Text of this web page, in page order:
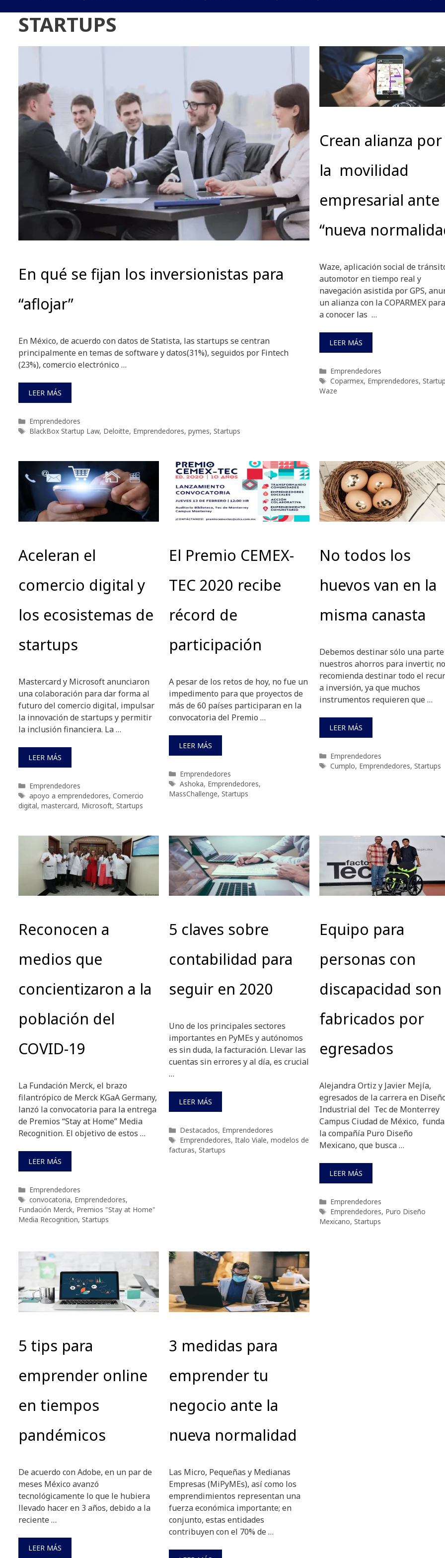
STARTUPS
En qué se fijan los inversionistas para
“aflojar”
En México, de acuerdo con datos de Statista, las startups se centran
principalmente en temas de software y datos(31%), seguidos por Fintech
(23%), comercio electrónico …
LEER MÁS
Categorías
Emprendedores
Etiquetas
BlackBox Startup Law, Deloitte, Emprendedores, pymes, Startups
Crean alianza por
la movilidad
empresarial ante
“nueva
Waze, aplicación social de
automotor en tiempo real y
navegación asistida por GPS,
un alianza con la COPARMEX
a conocer las …
LEER MÁS
Categorías
Emprendedores
Etiquetas
Coparmex, Emprendedores,
Waze
Aceleran el
comercio digital y
los ecosistemas de
startups
Mastercard y Microsoft anunciaron
una colaboración para dar forma al
futuro del comercio digital, impulsar
la innovación de startups y permitir
la inclusión financiera. La …
LEER MÁS
Categorías
Emprendedores
Etiquetas
apoyo a emprendedores, Comercio
digital, mastercard, Microsoft, Startups
El Premio CEMEX-
TEC 2020 recibe
récord de
participación
A pesar de los retos de hoy, no fue un
impedimento para que proyectos de
más de 60 países participaran en la
convocatoria del Premio …
LEER MÁS
Categorías
Emprendedores
Etiquetas
Ashoka, Emprendedores,
MassChallenge, Startups
No todos los
huevos van en la
misma canasta
Debemos destinar sólo una
nuestros ahorros para invertir,
recomienda destinar todo el
a inversión, ya que muchos
instrumentos requieren que …
LEER MÁS
Categorías
Emprendedores
Etiquetas
Cumplo, Emprendedores, Startups
Reconocen a
medios que
concientizaron a la
población del
COVID-19
La Fundación Merck, el brazo
filantrópico de Merck KGaA Germany,
lanzó la convocatoria para la entrega
de Premios “Stay at Home” Media
Recognition. El objetivo de estos …
LEER MÁS
Categorías
Emprendedores
Etiquetas
convocatoria, Emprendedores,
Fundación Merck, Premios "Stay at Home"
Media Recognition, Startups
5 claves sobre
contabilidad para
seguir en 2020
Uno de los principales sectores
importantes en PyMEs y autónomos
es sin duda, la facturación. Llevar las
cuentas sin errores y al día, es crucial
…
LEER MÁS
Categorías
Destacados, Emprendedores
Etiquetas
Emprendedores, Italo Viale, modelos de
facturas, Startups
Equipo para
personas con
discapacidad son
fabricados por
egresados
Alejandra Ortiz y Javier Mejía,
egresados de la carrera en
Industrial del Tec de Monterrey
Campus Ciudad de México,
la compañía Puro Diseño
Mexicano, que busca …
LEER MÁS
Categorías
Emprendedores
Etiquetas
Emprendedores, Puro Diseño
Mexicano, Startups
5 tips para
emprender online
en tiempos
pandémicos
De acuerdo con Adobe, en un par de
meses México avanzó
tecnológicamente lo que le hubiera
llevado hacer en 3 años, debido a la
reciente …
LEER MÁS
3 medidas para
emprender tu
negocio ante la
nueva normalidad
Las Micro, Pequeñas y Medianas
Empresas (MiPyMEs), así como los
emprendimientos representan una
fuerza económica importante; en
conjunto, estas entidades
contribuyen con el 70% de …